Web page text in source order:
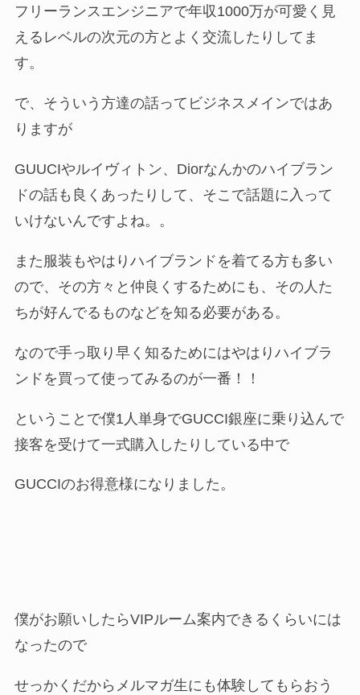
フリーランスエンジニアで年収1000万が可愛く見
えるレベルの次元の方とよく交流したりしてま
す。
で、そういう方達の話ってビジネスメインではあ
りますが
GUUCIやルイヴィトン、Diorなんかのハイブラン
ドの話も良くあったりして、そこで話題に入って
いけないんですよね。。
また服装もやはりハイブランドを着てる方も多い
ので、その方々と仲良くするためにも、その人た
ちが好んでるものなどを知る必要がある。
なので手っ取り早く知るためにはやはりハイブラ
ンドを買って使ってみるのが一番！！
ということで僕1人単身でGUCCI銀座に乗り込んで
接客を受けて一式購入したりしている中で
GUCCIのお得意様になりました。
僕がお願いしたらVIPルーム案内できるくらいには
なったので
せっかくだからメルマガ生にも体験してもらおう